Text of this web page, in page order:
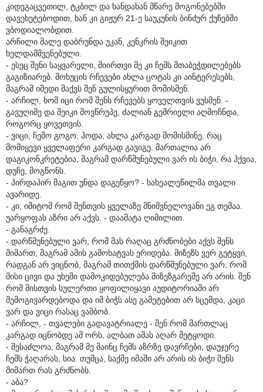
კიდეგაცვეთილ, ტკბილ და ხანდახან მწარე მოგონებებში
დავეხეტებოდით, ხან კი გიჟურ 21-ე საუკუნის ბინძურ ქუჩებში
ვბოდიალობდით.
არჩილი მალე დაბრუნდა უკან, კენკრის შეიკით
ხელდამშვენებული.
- ესეც შენი საყვარელი, მიირთვი მე კი ჩემს შთაბეჭდილებებს
გაგიზიარებ. მოხუცის რჩევები ახლა ცოტას კი აინტერესებს,
მაგრამ იმედი მაქვს შენ გულისყურით მომისმენ.
- არჩილ, ხომ იცი რომ შენს რჩევებს ყოველთვის ვუსმენ. -
გავუღიმე და შეიკი მოვწრუპე, ძალიან გემრიელი აღმოჩნდა,
როგორც ყოვეთვის.
- ვიცი, ჩემო გოგო. ჰოდა, ახლა კარგად მომისმინე. რაც
მომიყევი ყველაფერი კარგად გავიგე. მართალია არ
დაგიკონკრეტებია, მაგრამ დარწმუნებული ვარ ის ბიჭი, რა ჰქვია,
დუჩე, მოგწონს.
- პირდაპირ მაგით უნდა დაგეწყო? - სახეალეწილმა თვალი
ავარიდე.
- კი, იმიტომ რომ შენთვის ყველაზე მნიშვნელოვანი ეგ თემაა.
უარყოფას აზრი არ აქვს. - დაამატა ღიმილით.
- განაგრძე.
- დარწმუნებული ვარ, რომ მას რაღაც გრძნობები აქვს შენს
მიმართ, მაგრამ ამის გამოხატვას ერიდება. მიზეზს ვერ გეტყვი,
რადგან არ ვიცნობ, მაგრამ თითქმის დარწმუნებული ვარ, რომ
მისი ცივი და უხეში დამოკიდებულება მიზეზგარეშე არ არის. შენ
რომ მისთვის სულერთი ყოფილიყავი აუდიტორიაში არ
შემოგივარდებოდა და იმ ბიჭს ასე გამეტებით არ სცემდა, კაცი
ვარ და ვიცი რასაც ვამბობ.
- არჩილ, - თვალები გადავატრიალე - შენ რომ მართლაც
კარგად იცნობდე ამ ორს, ალბათ ამას აღარ მეტყოდი.
- შესაძლოა, მაგრამ მე მაინც ჩემს აზრზე დავრჩები, დაუჯერე
ჩემს ჭაღარას, სია. თუმცა, საქმე იმაში არ არის ის ბიჭი შენს
მიმართ რას გრძნობს.
- აბა?